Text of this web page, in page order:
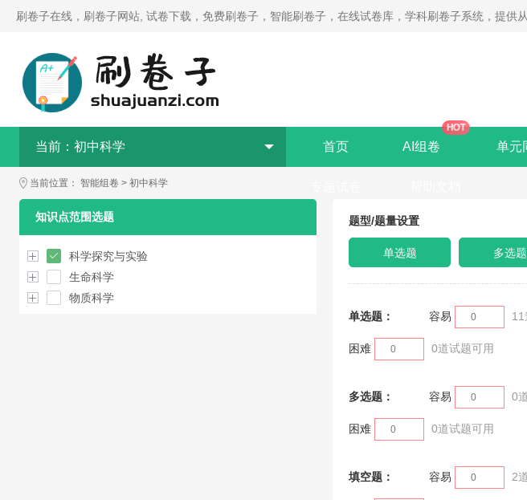
刷卷子在线，刷卷子网站, 试卷下载，免费刷卷子，智能刷卷子，在线试卷库，学科刷卷子系统，提供
当前： 初中科学 首页 AI组卷
HOT
单元
当前位置： 智能组卷 > 初中科学
知识点范围选题
科学探究与实验
生命科学
物质科学
题型/题量设置
单选题 多选题
单选题： 容易 11
困难 0道试题可用
多选题： 容易 0
困难 0道试题可用
填空题： 容易 2